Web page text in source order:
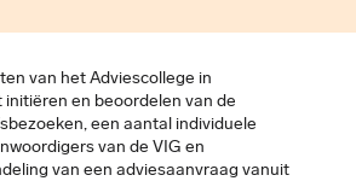
van het Adviescollege in
en beoordelen van de
een aantal individuele
van de VIG en
van een adviesaanvraag vanuit